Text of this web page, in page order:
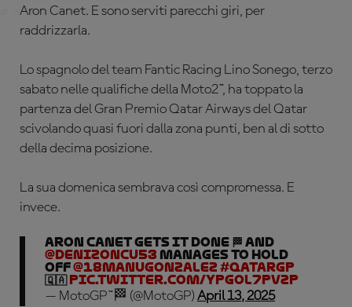
Aron Canet. E sono serviti parecchi giri, per
raddrizzarla.
Lo spagnolo del team Fantic Racing Lino Sonego, terzo
sabato nelle qualifiche della Moto2™, ha toppato la
partenza del Gran Premio Qatar Airways del Qatar
scivolando quasi fuori dalla zona punti, ben al di sotto
della decima posizione.
La sua domenica sembrava così compromessa. E
invece.
ARON CANET GETS IT DONE 🏁 And
@Denizoncu53 manages to hold
off@18ManuGonzalez #QatarGP
🇶🇦pic.twitter.com/ypgOl7pVzP
— MotoGP™🏁 (@MotoGP) April 13, 2025